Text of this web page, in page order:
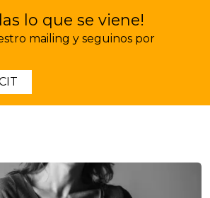
lo que se viene!
mailing y seguinos por